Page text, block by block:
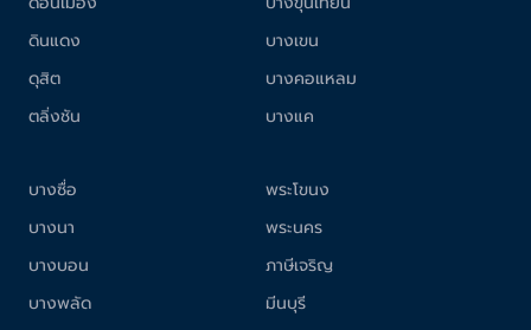
ดินแดง
ดุสิต
ตลิ่งชัน
บางเขน
บางคอแหลม
บางแค
บางซื่อ
บางนา
บางบอน
บางพลัด
พระโขนง
พระนคร
ภาษีเจริญ
มีนบุรี